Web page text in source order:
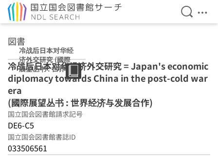
検索を
メ
図書
冷战后日本对华经
济外交研究 (國際
展望丛书 : 世界经
济与发展合作)
冷战后日本对华经济外交研究 = Japan's economic
diplomacy towards China in the post-cold war
era
(國際展望丛书 : 世界经济与发展合作)
国立国会図書館請求記号
DE6-C5
国立国会図書館書誌ID
033506561